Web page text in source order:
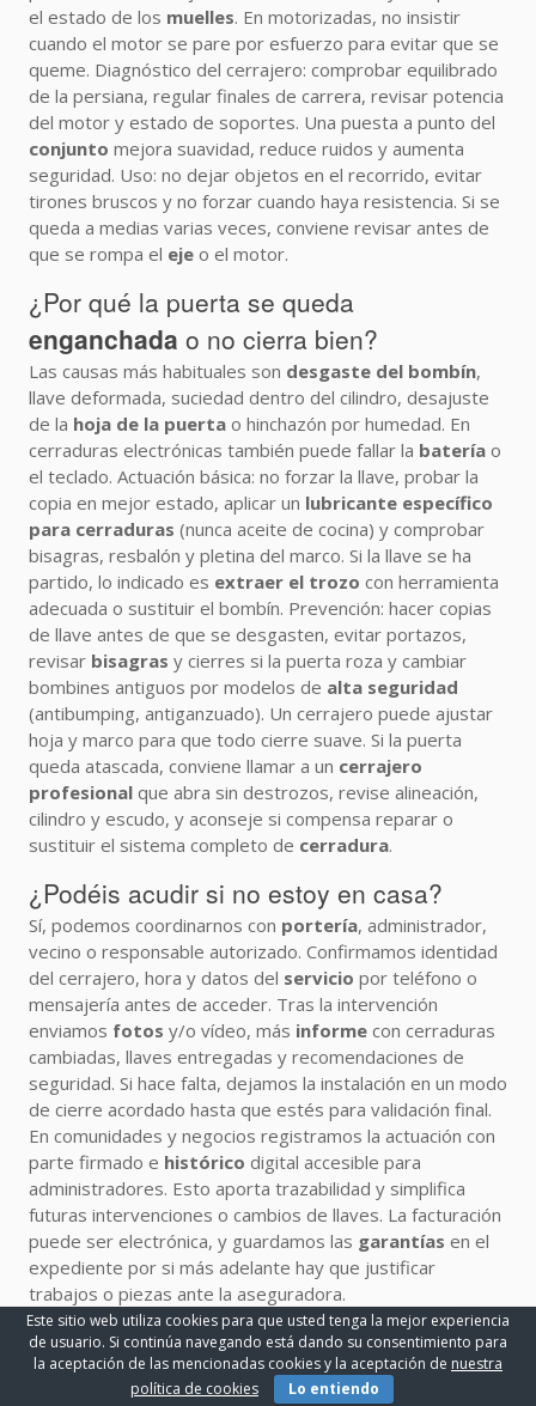
el estado de los muelles. En motorizadas, no insistir
cuando el motor se pare por esfuerzo para evitar que se
queme. Diagnóstico del cerrajero: comprobar equilibrado
de la persiana, regular finales de carrera, revisar potencia
del motor y estado de soportes. Una puesta a punto del
conjunto mejora suavidad, reduce ruidos y aumenta
seguridad. Uso: no dejar objetos en el recorrido, evitar
tirones bruscos y no forzar cuando haya resistencia. Si se
queda a medias varias veces, conviene revisar antes de
que se rompa el eje o el motor.
¿Por qué la puerta se queda
enganchada o no cierra bien?
Las causas más habituales son desgaste del bombín,
llave deformada, suciedad dentro del cilindro, desajuste
de la hoja de la puerta o hinchazón por humedad. En
cerraduras electrónicas también puede fallar la batería o
el teclado. Actuación básica: no forzar la llave, probar la
copia en mejor estado, aplicar un lubricante específico
para cerraduras (nunca aceite de cocina) y comprobar
bisagras, resbalón y pletina del marco. Si la llave se ha
partido, lo indicado es extraer el trozo con herramienta
adecuada o sustituir el bombín. Prevención: hacer copias
de llave antes de que se desgasten, evitar portazos,
revisar bisagras y cierres si la puerta roza y cambiar
bombines antiguos por modelos de alta seguridad
(antibumping, antiganzuado). Un cerrajero puede ajustar
hoja y marco para que todo cierre suave. Si la puerta
queda atascada, conviene llamar a un cerrajero
profesional que abra sin destrozos, revise alineación,
cilindro y escudo, y aconseje si compensa reparar o
sustituir el sistema completo de cerradura.
¿Podéis acudir si no estoy en casa?
Sí, podemos coordinarnos con portería, administrador,
vecino o responsable autorizado. Confirmamos identidad
del cerrajero, hora y datos del servicio por teléfono o
mensajería antes de acceder. Tras la intervención
enviamos fotos y/o vídeo, más informe con cerraduras
cambiadas, llaves entregadas y recomendaciones de
seguridad. Si hace falta, dejamos la instalación en un modo
de cierre acordado hasta que estés para validación final.
En comunidades y negocios registramos la actuación con
parte firmado e histórico digital accesible para
administradores. Esto aporta trazabilidad y simplifica
futuras intervenciones o cambios de llaves. La facturación
puede ser electrónica, y guardamos las garantías en el
expediente por si más adelante hay que justificar
trabajos o piezas ante la aseguradora.
¿Cuándo conviene cambiar solo el
Este sitio web utiliza cookies para que usted tenga la mejor experiencia
de usuario. Si continúa navegando está dando su consentimiento para
la aceptación de las mencionadas cookies y la aceptación de nuestra
política de cookies
Lo entiendo
¡LLAMAR AHORA!